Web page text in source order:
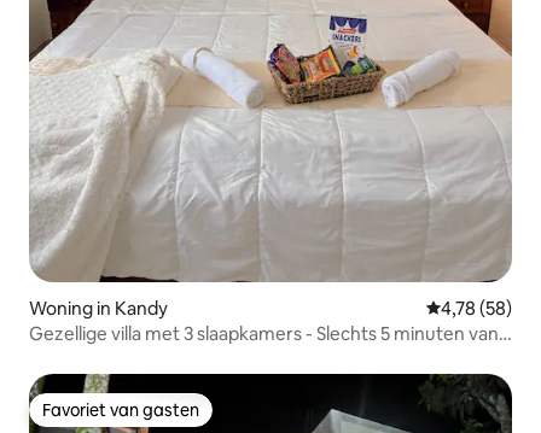
Woning in Kandy Gemiddelde
4,78 (58)
Gezellige villa met 3 slaapkamers - Slechts 5 minuten van
Favoriet van gasten
Favoriet van gasten